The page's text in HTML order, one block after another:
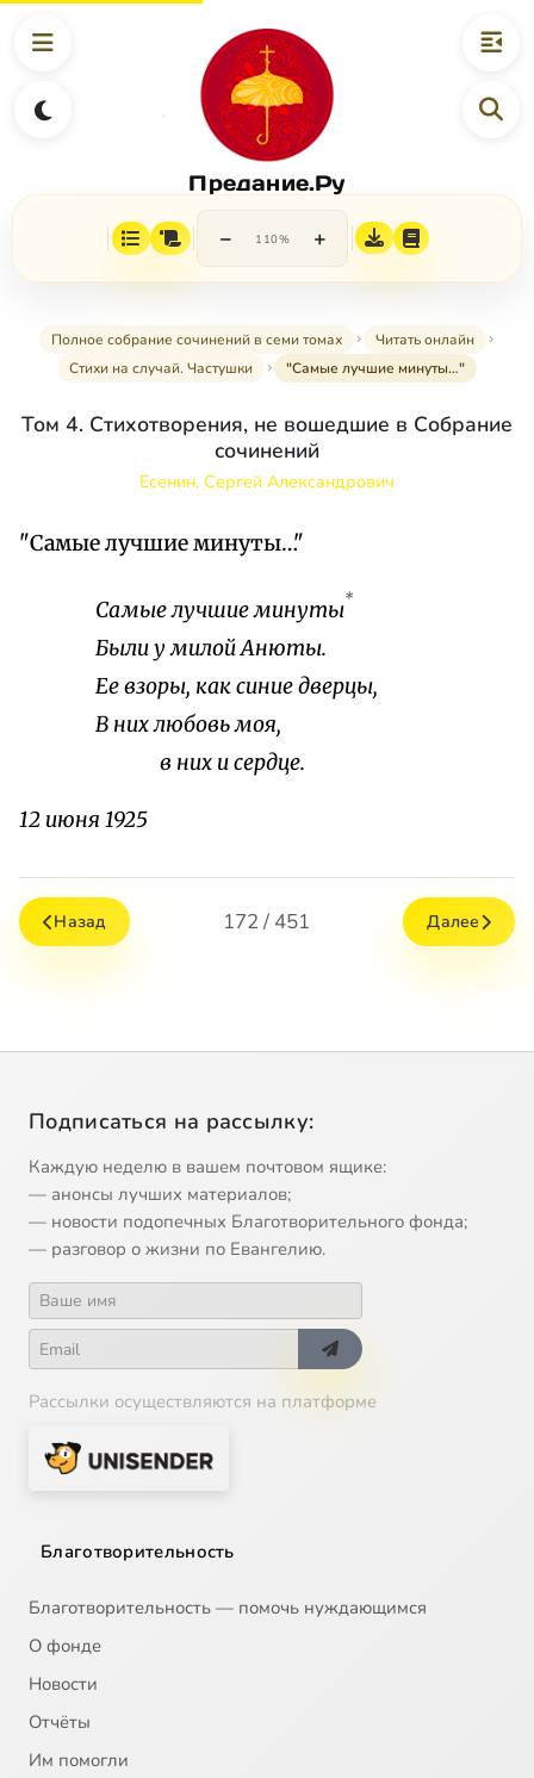
Предание.Ру
− 110% +
Полное собрание сочинений в семи томах
Читать онлайн
Стихи на случай. Частушки
"Самые лучшие минуты…"
Том 4. Стихотворения, не вошедшие в Собрание
сочинений
Есенин, Сергей Александрович
"Самые лучшие минуты…"
Самые лучшие минуты*
Были у милой Анюты.
Ее взоры, как синие дверцы,
В них любовь моя,
в них и сердце.
12 июня 1925
Назад 172 / 451 Далее
Подписаться на рассылку:
Каждую неделю в вашем почтовом ящике:
— анонсы лучших материалов;
— новости подопечных Благотворительного фонда;
— разговор о жизни по Евангелию.
Рассылки осуществляются на платформе
Благотворительность
Благотворительность — помочь нуждающимся
О фонде
Новости
Отчёты
Им помогли